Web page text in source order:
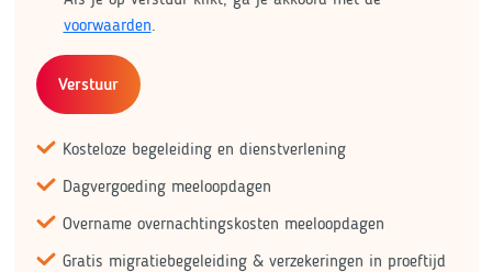
voorwaarden.
Verstuur
Kosteloze begeleiding en dienstverlening
Dagvergoeding meeloopdagen
Overname overnachtingskosten meeloopdagen
Gratis migratiebegeleiding & verzekeringen in proeftijd